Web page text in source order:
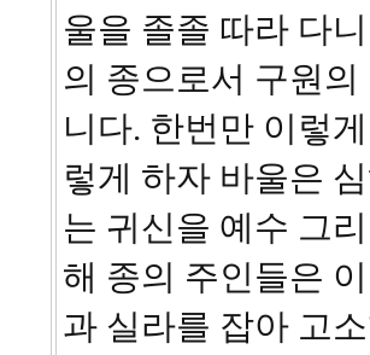
울을 졸졸 따라 다
의 종으로서 구원
니다. 한번만 이렇
렇게 하자 바울은
는 귀신을 예수 그
해 종의 주인들은
과 실라를 잡아 고